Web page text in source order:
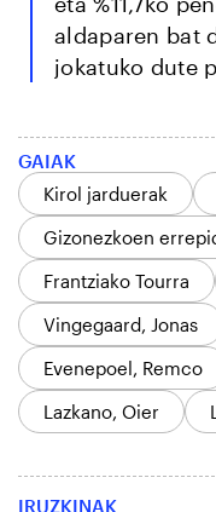
aldaparen bat
jokatuko dute
GAIAK
Kirol jarduerak
Gizonezkoen
Frantziako Tourra
Vingegaard, Jonas
Evenepoel, Remco
Lazkano, Oier
IRUZKINAK